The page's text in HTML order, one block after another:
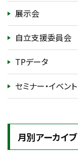
展示会
自立支援委員会
TPデータ
セミナー・イベント
月別アーカイブ